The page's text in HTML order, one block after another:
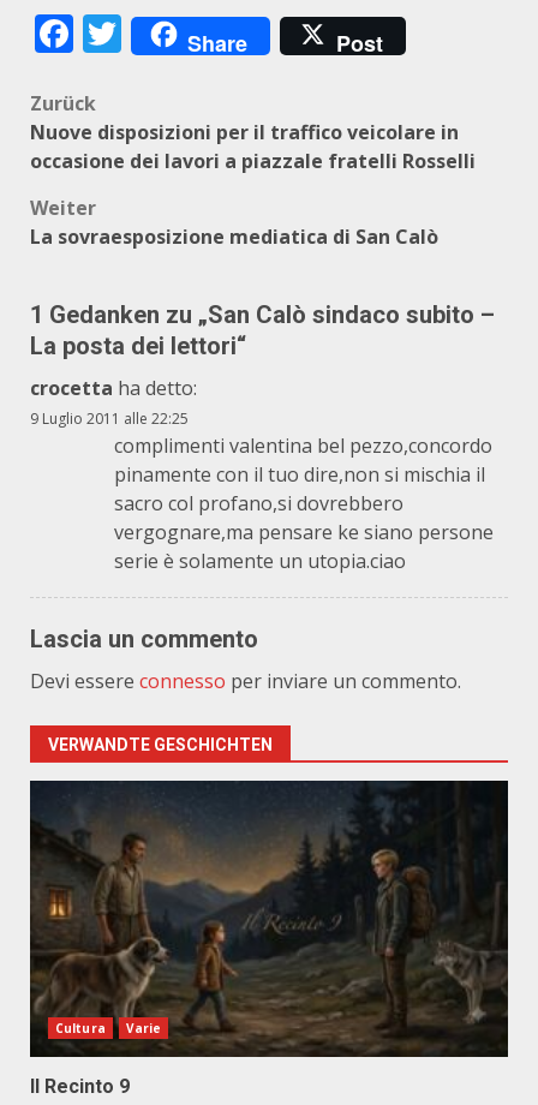
Facebook
Twitter
Share Post
Beitragsnavigation
Zurück
Nuove disposizioni per il traffico veicolare in
occasione dei lavori a piazzale fratelli Rosselli
Weiter
La sovraesposizione mediatica di San Calò
1 Gedanken zu „San Calò sindaco subito –
La posta dei lettori“
crocetta ha detto:
9 Luglio 2011 alle 22:25
complimenti valentina bel pezzo,concordo
pinamente con il tuo dire,non si mischia il
sacro col profano,si dovrebbero
vergognare,ma pensare ke siano persone
serie è solamente un utopia.ciao
Lascia un commento
Devi essere connesso per inviare un commento.
VERWANDTE GESCHICHTEN
Cultura Varie
Il Recinto 9